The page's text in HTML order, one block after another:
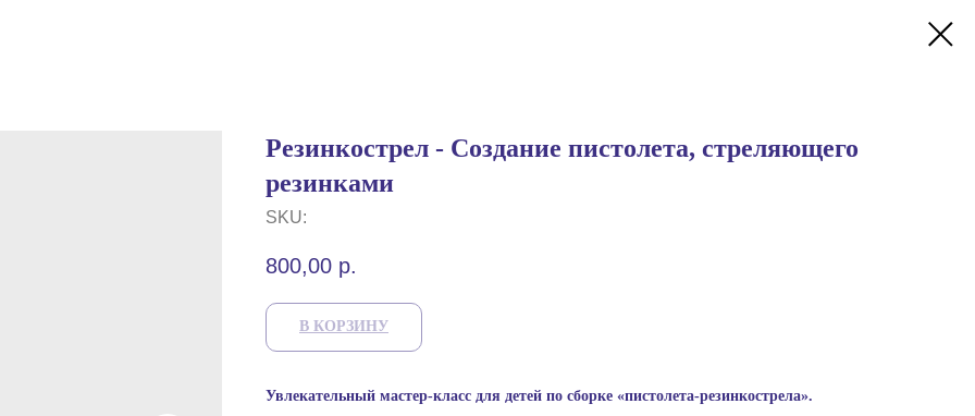
Резинкострел - Создание пистолета, стреляющего
резинками
SKU:
800,00 р.
В КОРЗИНУ
Увлекательный мастер-класс для детей по сборке «пистолета-резинкострела».